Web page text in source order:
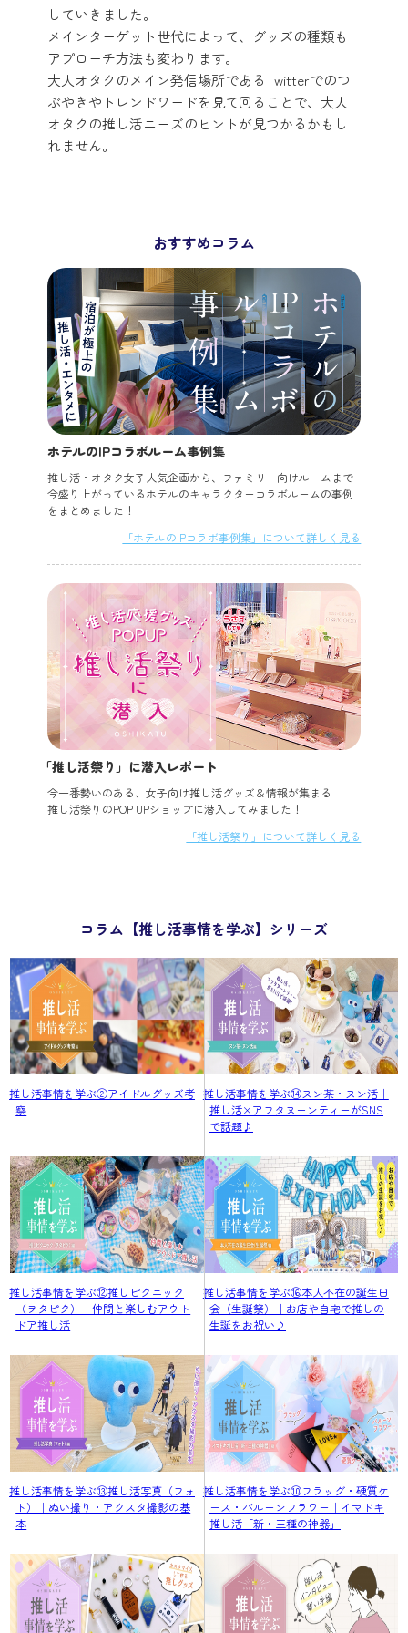
していきました。
メインターゲット世代によって、グッズの種類も
アプローチ方法も変わります。
大人オタクのメイン発信場所であるTwitterでのつ
ぶやきやトレンドワードを見て回ることで、大人
オタクの推し活ニーズのヒントが見つかるかもし
れません。
おすすめコラム
ホテルのIPコラボルーム事例集
推し活・オタク女子人気企画から、ファミリー向けルームまで
今盛り上がっているホテルのキャラクターコラボルームの事例
をまとめました！
「ホテルのIPコラボ事例集」について詳しく見る
「推し活祭り」に潜入レポート
今一番勢いのある、女子向け推し活グッズ＆情報が集まる
推し活祭りのPOP UPショップに潜入してみました！
「推し活祭り」について詳しく見る
コラム【推し活事情を学ぶ】シリーズ
推し活事情を学ぶ②アイドルグッズ考
察
推し活事情を学ぶ⑭ヌン茶・ヌン活｜
推し活×アフタヌーンティーがSNS
で話題♪
推し活事情を学ぶ⑫推しピクニック
（ヲタピク）｜仲間と楽しむアウト
ドア推し活
推し活事情を学ぶ⑯本人不在の誕生日
会（生誕祭）｜お店や自宅で推しの
生誕をお祝い♪
推し活事情を学ぶ⑬推し活写真（フォ
ト）｜ぬい撮り・アクスタ撮影の基
本
推し活事情を学ぶ⑩フラッグ・硬質ケ
ース・バルーンフラワー｜イマドキ
推し活「新・三種の神器」